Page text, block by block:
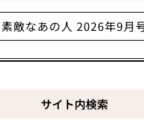
素敵なあの人 2026年9月
サイト内検索